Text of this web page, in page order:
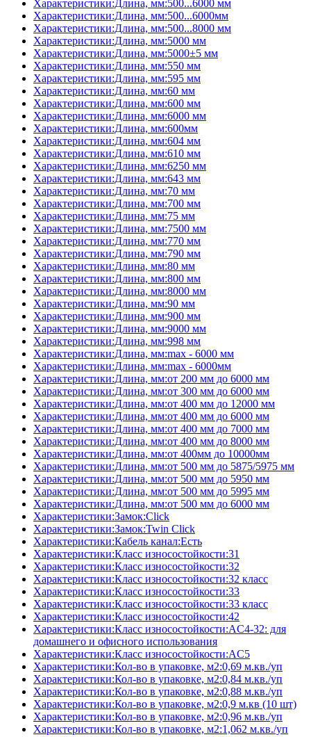
Характеристики:Длина, мм:500...6000 мм
Характеристики:Длина, мм:500...6000мм
Характеристики:Длина, мм:500...8000 мм
Характеристики:Длина, мм:5000 мм
Характеристики:Длина, мм:5000±5 мм
Характеристики:Длина, мм:550 мм
Характеристики:Длина, мм:595 мм
Характеристики:Длина, мм:60 мм
Характеристики:Длина, мм:600 мм
Характеристики:Длина, мм:6000 мм
Характеристики:Длина, мм:600мм
Характеристики:Длина, мм:604 мм
Характеристики:Длина, мм:610 мм
Характеристики:Длина, мм:6250 мм
Характеристики:Длина, мм:643 мм
Характеристики:Длина, мм:70 мм
Характеристики:Длина, мм:700 мм
Характеристики:Длина, мм:75 мм
Характеристики:Длина, мм:7500 мм
Характеристики:Длина, мм:770 мм
Характеристики:Длина, мм:790 мм
Характеристики:Длина, мм:80 мм
Характеристики:Длина, мм:800 мм
Характеристики:Длина, мм:8000 мм
Характеристики:Длина, мм:90 мм
Характеристики:Длина, мм:900 мм
Характеристики:Длина, мм:9000 мм
Характеристики:Длина, мм:998 мм
Характеристики:Длина, мм:max - 6000 мм
Характеристики:Длина, мм:max - 6000мм
Характеристики:Длина, мм:от 200 мм до 6000 мм
Характеристики:Длина, мм:от 300 мм до 6000 мм
Характеристики:Длина, мм:от 400 мм до 12000 мм
Характеристики:Длина, мм:от 400 мм до 6000 мм
Характеристики:Длина, мм:от 400 мм до 7000 мм
Характеристики:Длина, мм:от 400 мм до 8000 мм
Характеристики:Длина, мм:от 400мм до 10000мм
Характеристики:Длина, мм:от 500 мм до 5875/5975 мм
Характеристики:Длина, мм:от 500 мм до 5950 мм
Характеристики:Длина, мм:от 500 мм до 5995 мм
Характеристики:Длина, мм:от 500 мм до 6000 мм
Характеристики:Замок:Click
Характеристики:Замок:Twin Click
Характеристики:Кабель канал:Есть
Характеристики:Класс износостойкости:31
Характеристики:Класс износостойкости:32
Характеристики:Класс износостойкости:32 класс
Характеристики:Класс износостойкости:33
Характеристики:Класс износостойкости:33 класс
Характеристики:Класс износостойкости:42
Характеристики:Класс износостойкости:AC4-32: для
домашнего и офисного использования
Характеристики:Класс износостойкости:AC5
Характеристики:Кол-во в упаковке, м2:0,69 м.кв./уп
Характеристики:Кол-во в упаковке, м2:0,84 м.кв./уп
Характеристики:Кол-во в упаковке, м2:0,88 м.кв./уп
Характеристики:Кол-во в упаковке, м2:0,9 м.кв (10 шт)
Характеристики:Кол-во в упаковке, м2:0,96 м.кв./уп
Характеристики:Кол-во в упаковке, м2:1,062 м.кв./уп